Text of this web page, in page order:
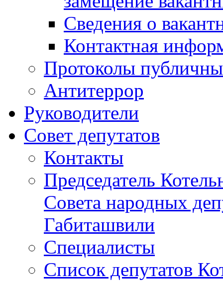
Сведения о
Контактная
Протоколы
Антитеррор
Руководители
Совет депутатов
Контакты
Председатель
Совета народных
Габиташвили
Специалисты
Список депутатов